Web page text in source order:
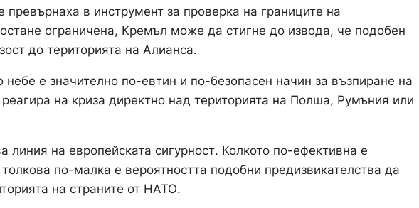
в инструмент за проверка на границите на
ограничена, Кремъл може да стигне до извода, че подобен
до територията на Алианса.
е значително по-евтин и по-безопасен начин за възпиране на
на криза директно над територията на Полша, Румъния или
линия на европейската сигурност. Колкото по-ефективна е
по-малка е вероятността подобни предизвикателства да
на страните от НАТО.